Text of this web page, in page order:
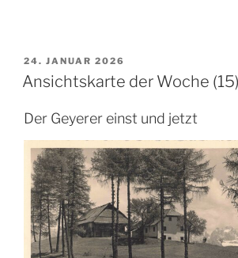
VERÖFFENTLICHT
AM
24. JANUAR 2026
Ansichtskarte der Woche (15)
Der Geyerer einst und jetzt